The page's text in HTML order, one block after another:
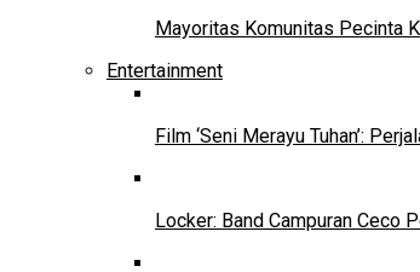
Mayoritas Komunitas Pecinta
Entertainment
Film ‘Seni Merayu Tuhan’:
Locker: Band Campuran Ceco